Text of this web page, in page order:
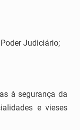
Judiciário;
à segurança da
e vieses